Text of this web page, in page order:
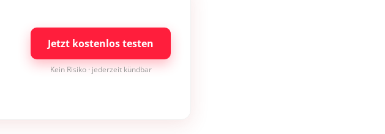
Jetzt kostenlos testen
Kein Risiko · jederzeit kündbar